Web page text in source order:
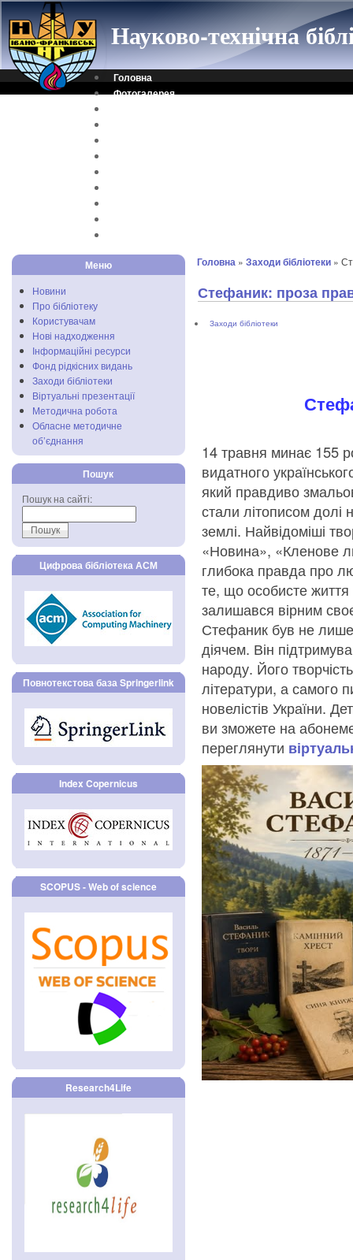
Науково-технічна
Головна
Фотогалерея
Меню
Новини
Про бібліотеку
Користувачам
Нові надходження
Інформаційні ресурси
Фонд рідкісних видань
Заходи бібліотеки
Віртуальні презентації
Методична робота
Обласне методичне
об’єднання
Пошук
Пошук на сайті:
Цифрова бібліотека АСМ
Повнотекстова база Springerlink
Index Copernicus
SCOPUS - Web of science
Research4Life
Головна » Заходи бібліотеки »
Стефаник: проза
Заходи бібліотеки
14 травня минає 155
видатного
який правдиво
стали літописом
землі. Найвідоміші
«Новина», «Кленове
глибока правда про
те, що особисте
залишався вірним
Стефаник був не
діячем. Він
народу. Його
літератури, а самого
новелістів України.
ви зможете на
переглянути